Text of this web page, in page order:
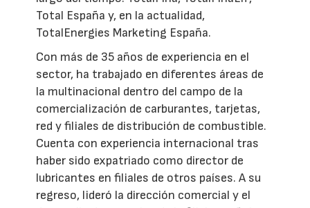
Total España y, en la actualidad,
TotalEnergies Marketing España.
Con más de 35 años de experiencia en el
sector, ha trabajado en diferentes áreas de
la multinacional dentro del campo de la
comercialización de carburantes, tarjetas,
red y filiales de distribución de combustible.
Cuenta con experiencia internacional tras
haber sido expatriado como director de
lubricantes en filiales de otros países. A su
regreso, lideró la dirección comercial y el